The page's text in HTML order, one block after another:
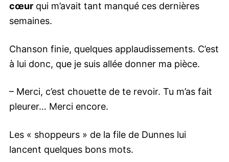
cœur qui m’avait tant manqué ces dernières
semaines.
Chanson finie, quelques applaudissements. C’est
à lui donc, que je suis allée donner ma pièce.
– Merci, c’est chouette de te revoir. Tu m’as fait
pleurer… Merci encore.
Les « shoppeurs » de la file de Dunnes lui
lancent quelques bons mots.